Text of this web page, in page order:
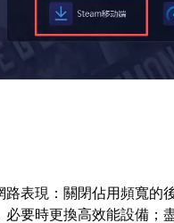
表現：關閉佔用頻寬的
要時更換高效能設備；